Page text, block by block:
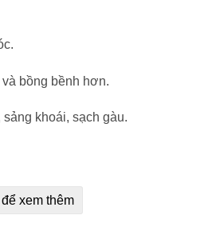
bồng bềnh hơn.
khoái, sạch gàu.
dầu gội trị gàu cho
Medicated Volume
xem thêm